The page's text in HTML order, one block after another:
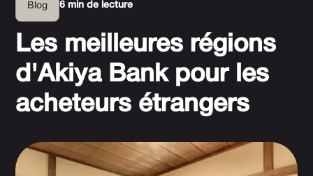
Blog 6 min de lecture
Les meilleures régions
d'Akiya Bank pour les
acheteurs étrangers